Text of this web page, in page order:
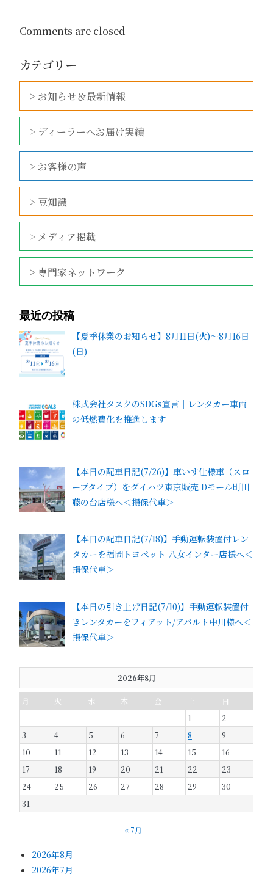
Comments are closed
カテゴリー
> お知らせ＆最新情報
> ディーラーへお届け実績
> お客様の声
> 豆知識
> メディア掲載
> 専門家ネットワーク
最近の投稿
【夏季休業のお知らせ】8月11日(火)～8月16日
(日)
株式会社タスクのSDGs宣言｜レンタカー車両
の低燃費化を推進します
【本日の配車日記(7/26)】車いす仕様車（スロ
ープタイプ）をダイハツ東京販売 Dモール町田
藤の台店様へ＜損保代車＞
【本日の配車日記(7/18)】手動運転装置付レン
タカーを福岡トヨペット 八女インター店様へ＜
損保代車＞
【本日の引き上げ日記(7/10)】手動運転装置付
きレンタカーをフィアット/アバルト中川様へ＜
損保代車＞
2026年8月
月 火 水 木 金 土
日
1
2
3
4 5 6 7 8
9
10
11 12 13 14 15
16
17
18 19 20 21 22
23
24
25 26 27 28 29
30
31
« 7月
2026年8月
2026年7月